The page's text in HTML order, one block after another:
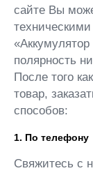
сайте Вы
полярность
После того
товар,
способов:
1. По телефону
Свяжитесь с